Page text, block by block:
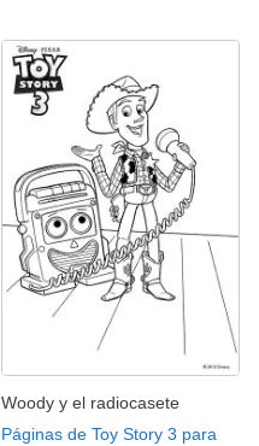
Woody y el radiocasete
Páginas de Toy Story 3 para